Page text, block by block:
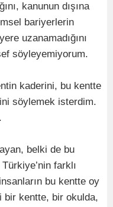
kanunun dışına
bariyerlerin
uzanamadığını
söyleyemiyorum.
kaderini, bu kentte
söylemek isterdim.
belki de bu
farklı
bu kentte oy
bir kentte, bir okulda,